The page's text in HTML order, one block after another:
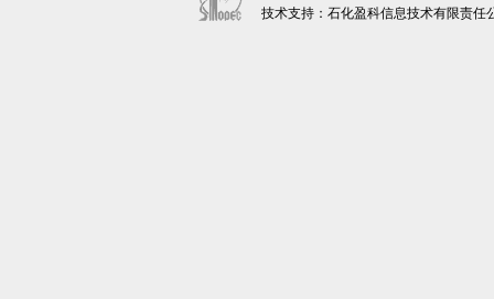
技术支持：石化盈科信息技术有限责任